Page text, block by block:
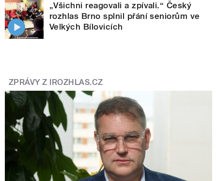
„Všichni reagovali a zpívali.“ Český
rozhlas Brno splnil přání seniorům ve
Velkých Bílovicích
ZPRÁVY Z IROZHLAS.CZ